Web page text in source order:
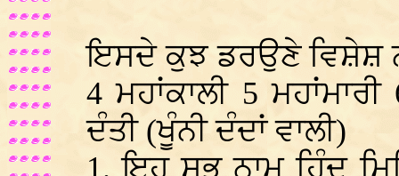
ਇਸਦੇ ਕੁਝ ਡਰਉਣੇ ਵਿਸ਼ੇਸ਼
4 ਮਹਾਂਕਾਲੀ 5
ਦੰਤੀ (ਖੂੰਨੀ ਦੰਦਾਂ ਵਾਲੀ)
1. ਇਹ ਸਭ ਨਾਮ ਹਿੰਦੂ